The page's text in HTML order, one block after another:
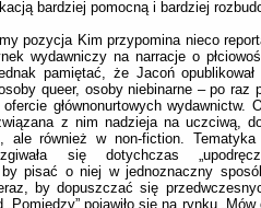
bardziej pomocną i bardziej
pozycja Kim przypomina nieco
wydawniczy na narracje o
pamiętać, że Jacoń
queer, osoby niebinarne – po raz
głównonurtowych wydawnictw.
z nim nadzieja na uczciwą,
ale również w non-fiction.
się dotychczas
by pisać o niej w jednoznaczny
by dopuszczać się
pojawiło się na rynku